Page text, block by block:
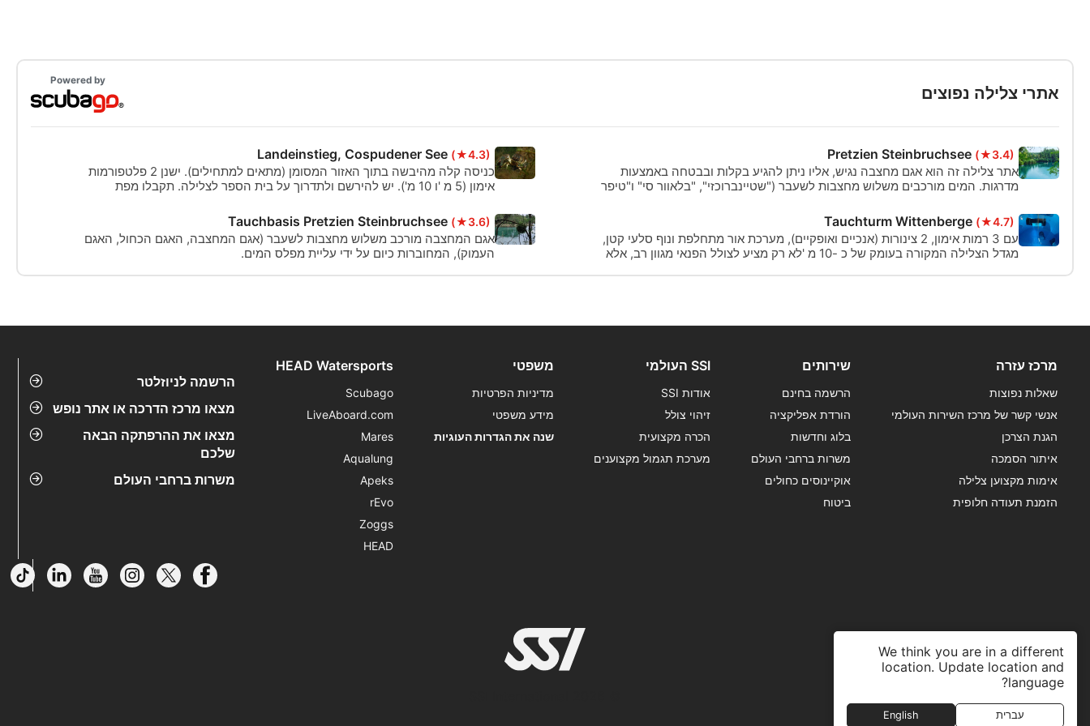
אתרי צלילה נפוצים
Powered by
Pretzien Steinbruchsee (★3.4)
אתר צלילה זה הוא אגם מחצבה נגיש, אליו ניתן להגיע בקלות ובבטחה באמצעות
מדרגות. המים מורכבים משלוש מחצבות לשעבר ("שטיינברוכזי", "בלאוור סי" ו"טיפר
Landeinstieg, Cospudener See (★4.3)
כניסה קלה מהיבשה בתוך האזור המסומן (מתאים למתחילים). ישנן 2 פלטפורמות
אימון (5 מ 'ו 10 מ'). יש להירשם ולתדרוך על בית הספר לצלילה. תקבלו מפת
Tauchturm Wittenberge (★4.7)
עם 3 רמות אימון, 2 צינורות (אנכיים ואופקיים), מערכת אור מתחלפת ונוף סלעי קטן,
מגדל הצלילה המקורה בעומק של כ -10 מ 'לא רק מציע לצולל הפנאי מגוון רב, אלא
Tauchbasis Pretzien Steinbruchsee (★3.6)
אגם המחצבה מורכב משלוש מחצבות לשעבר (אגם המחצבה, האגם הכחול, האגם
העמוק), המחוברות כיום על ידי עליית מפלס המים.
הרשמה לניוזלטר
מצאו מרכז הדרכה או אתר נופש
מצאו את ההרפתקה הבאה
שלכם
משרות ברחבי העולם
מרכז עזרה
שאלות נפוצות
אנשי קשר של מרכז השירות העולמי
הגנת הצרכן
איתור הסמכה
אימות מקצוען צלילה
הזמנת תעודה חלופית
שירותים
הרשמה בחינם
הורדת אפליקציה
בלוג וחדשות
משרות ברחבי העולם
אוקיינוסים כחולים
ביטוח
SSI העולמי
אודות SSI
זיהוי צולל
הכרה מקצועית
מערכת תגמול מקצוענים
משפטי
מדיניות הפרטיות
מידע משפטי
שנה את הגדרות העוגיות
HEAD Watersports
Scubago
LiveAboard.com
Mares
Aqualung
Apeks
rEvo
Zoggs
HEAD
We think you are in a different
location. Update location and
language?
עברית English